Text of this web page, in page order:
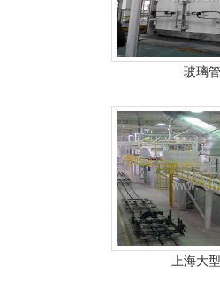
玻璃
上海大